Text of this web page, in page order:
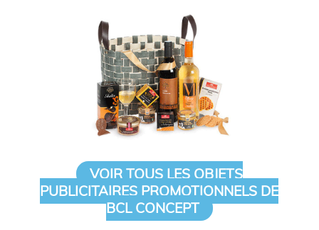
VOIR TOUS LES OBJETS
PUBLICITAIRES PROMOTIONNELS DE
BCL CONCEPT